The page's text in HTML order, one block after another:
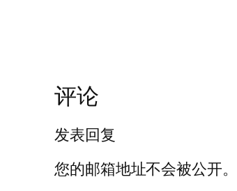
评论
发表回复
您的邮箱地址不会被公开。